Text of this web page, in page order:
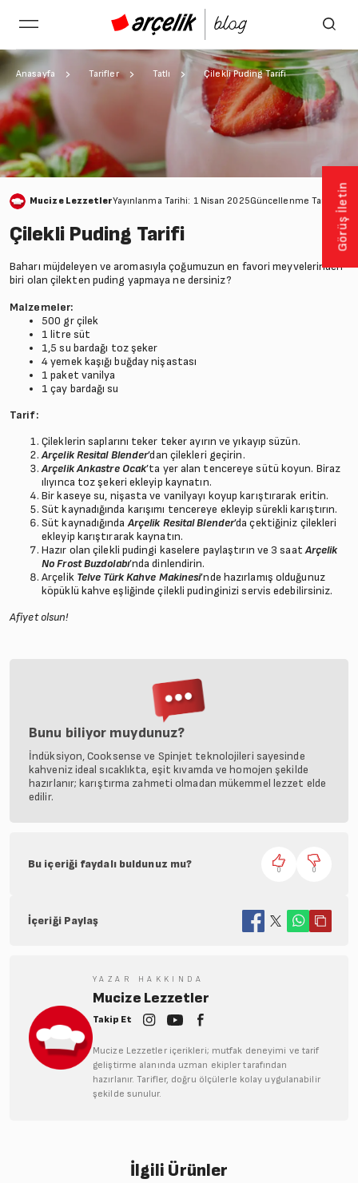
Anasayfa Tarifler Tatlı Çilekli Puding Tarifi
Mucize LezzetlerYayınlanma Tarihi: 1 Nisan 2025Güncellenme Tarihi: 28
Çilekli Puding Tarifi
Baharı müjdeleyen ve aromasıyla çoğumuzun en favori meyvelerinden
biri olan çilekten puding yapmaya ne dersiniz?
Malzemeler:
500 gr çilek
1 litre süt
1,5 su bardağı toz şeker
4 yemek kaşığı buğday nişastası
1 paket vanilya
1 çay bardağı su
Tarif:
Çileklerin saplarını teker teker ayırın ve yıkayıp süzün.
Arçelik Resital Blender’dan çilekleri geçirin.
Arçelik Ankastre Ocak’ta yer alan tencereye sütü koyun. Biraz
ılıyınca toz şekeri ekleyip kaynatın.
Bir kaseye su, nişasta ve vanilyayı koyup karıştırarak eritin.
Süt kaynadığında karışımı tencereye ekleyip sürekli karıştırın.
Süt kaynadığındaArçelik Resital Blender’da çektiğiniz çilekleri
ekleyip karıştırarak kaynatın.
Hazır olan çilekli pudingi kaselere paylaştırın ve 3 saatArçelik
No Frost Buzdolabı’nda dinlendirin.
Arçelik Telve Türk Kahve Makinesi’nde hazırlamış olduğunuz
köpüklü kahve eşliğinde çilekli pudinginizi servis edebilirsiniz.
Afiyet olsun!
Bunu biliyor muydunuz?
İndüksiyon, Cooksense ve Spinjet teknolojileri sayesinde
kahveniz ideal sıcaklıkta, eşit kıvamda ve homojen şekilde
hazırlanır; karıştırma zahmeti olmadan mükemmel lezzet elde
edilir.
Bu içeriği faydalı buldunuz mu? 0 0
İçeriği Paylaş
YAZAR HAKKINDA
Mucize Lezzetler
Takip Et
Mucize Lezzetler içerikleri; mutfak deneyimi ve tarif
geliştirme alanında uzman ekipler tarafından
hazırlanır. Tarifler, doğru ölçülerle kolay uygulanabilir
şekilde sunulur.
İlgili Ürünler
Görüş İletin